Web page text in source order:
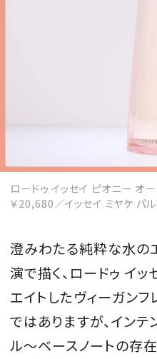
ロードゥ イッセイ ピオニー オ
￥20,680／イッセイ ミヤケ パル
澄みわたる純粋な水の
演で描く、ロードゥ イ
エイトしたヴィーガンフ
ではありますが、インテ
ル～ベースノートの存在